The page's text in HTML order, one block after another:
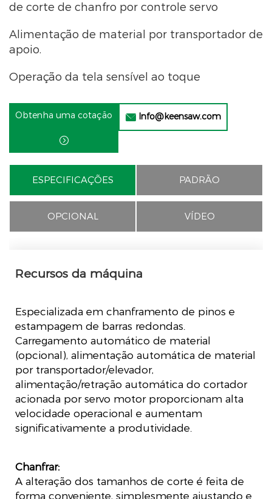
de corte de chanfro por controle servo
Alimentação de material por transportador de
apoio.
Operação da tela sensível ao toque
Obtenha uma cotação

 Info@keensaw.com
ESPECIFICAÇÕES PADRÃO
OPCIONAL VÍDEO
Recursos da máquina
Especializada em chanframento de pinos e
estampagem de barras redondas.
Carregamento automático de material
(opcional), alimentação automática de material
por transportador/elevador,
alimentação/retração automática do cortador
acionada por servo motor proporcionam alta
velocidade operacional e aumentam
significativamente a produtividade.
Chanfrar:
A alteração dos tamanhos de corte é feita de
forma conveniente, simplesmente ajustando e